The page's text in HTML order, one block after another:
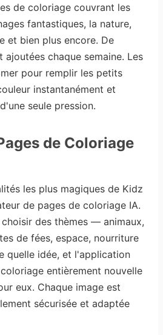
de coloriage couvrant les
fantastiques, la nature,
et bien plus encore. De
ajoutées chaque semaine. Les
pour remplir les petits
instantanément et
seule pression.
de Coloriage
les plus magiques de Kidz
de pages de coloriage IA.
des thèmes — animaux,
de fées, espace, nourriture
quelle idée, et l'application
entièrement nouvelle
eux. Chaque image est
sécurisée et adaptée